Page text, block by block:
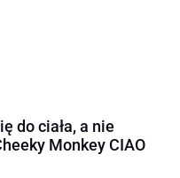
do ciała, a nie
Monkey CIAO